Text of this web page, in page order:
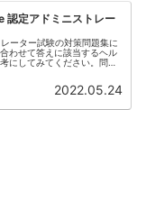
認定アドミニストレー
ーター試験の対策問題集に
わせて答えに該当するヘル
にしてみてください。問１
2022.05.24